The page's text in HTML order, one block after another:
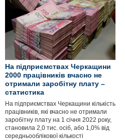
На підприємствах Черкащини
2000 працівників вчасно не
отримали заробітну плату –
статистика
На підприємствах Черкащини кількість
працівників, які вчасно не отримали
заробітну плату на 1 січня 2022 року,
становила 2,0 тис. осіб, або 1,0% від
середньооблікової кількості